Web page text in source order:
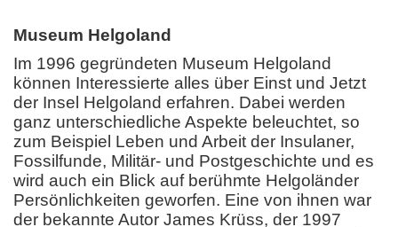
Museum Helgoland
Im 1996 gegründeten Museum Helgoland
können Interessierte alles über Einst und Jetzt
der Insel Helgoland erfahren. Dabei werden
ganz unterschiedliche Aspekte beleuchtet, so
zum Beispiel Leben und Arbeit der Insulaner,
Fossilfunde, Militär- und Postgeschichte und es
wird auch ein Blick auf berühmte Helgoländer
Persönlichkeiten geworfen. Eine von ihnen war
der bekannte Autor James Krüss, der 1997